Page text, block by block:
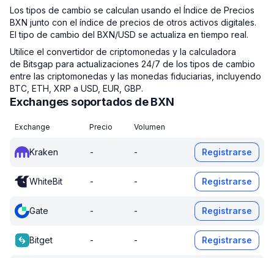
Los tipos de cambio se calculan usando el Índice de Precios
BXN junto con el índice de precios de otros activos digitales.
El tipo de cambio del BXN/USD se actualiza en tiempo real.
Utilice el convertidor de criptomonedas y la calculadora
de Bitsgap para actualizaciones 24/7 de los tipos de cambio
entre las criptomonedas y las monedas fiduciarias, incluyendo
BTC, ETH, XRP a USD, EUR, GBP.
Exchanges soportados de BXN
Exchange Precio Volumen
Kraken - - Registrarse
WhiteBit - - Registrarse
Gate - - Registrarse
Bitget - - Registrarse